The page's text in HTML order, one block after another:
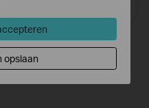
opslaan